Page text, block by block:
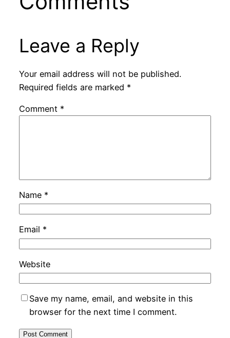
Leave a Reply
Your email address will not be published.
Required fields are marked *
Comment *
Name *
Email *
Website
Save my name, email, and website in this
browser for the next time I comment.